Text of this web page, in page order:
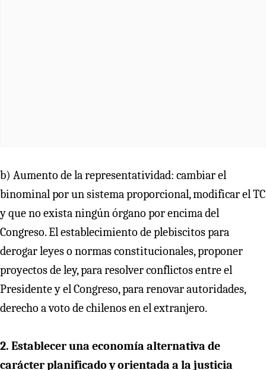
b) Aumento de la representatividad: cambiar el
binominal por un sistema proporcional, modificar el TC
y que no exista ningún órgano por encima del
Congreso. El establecimiento de plebiscitos para
derogar leyes o normas constitucionales, proponer
proyectos de ley, para resolver conflictos entre el
Presidente y el Congreso, para renovar autoridades,
derecho a voto de chilenos en el extranjero.
2. Establecer una economía alternativa de
carácter planificado y orientada a la justicia